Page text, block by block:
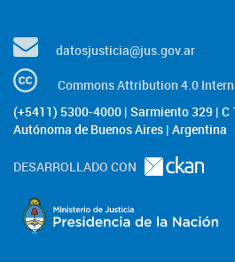
datosjusticia@jus.gov.ar
Commons Attribution 4.0
(+5411) 5300-4000 | Sarmiento 329 | C
Autónoma de Buenos Aires | Argentina
DESARROLLADO CON